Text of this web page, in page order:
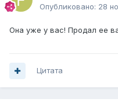
Опубликовано: 28
Она уже у вас! Продал ее
Цитата